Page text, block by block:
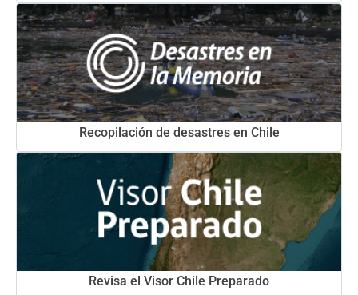
Recopilación de desastres en Chile
Revisa el Visor Chile Preparado